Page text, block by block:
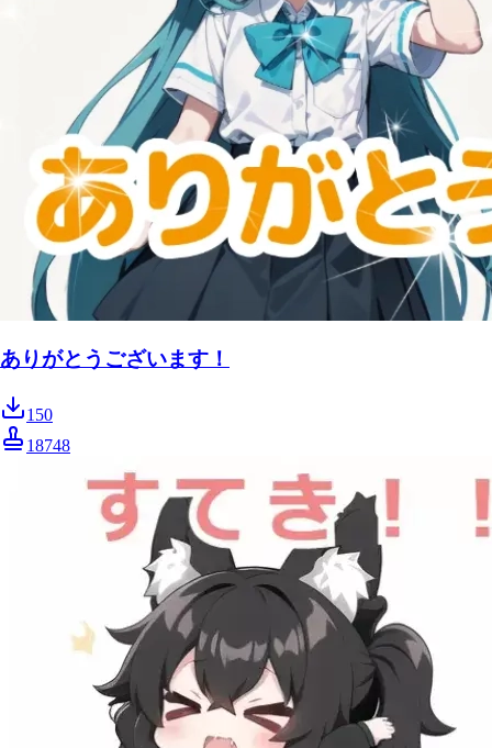
ありがとうございます！
150
18748